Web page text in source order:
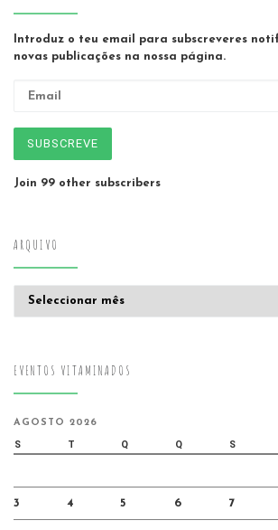
Introduz o teu email para subscreveres
novas publicações na nossa página.
SUBSCREVE
Join 99 other subscribers
ARQUIVO
EVENTOS VITAMINADOS
AGOSTO 2026
S T Q Q S
3 4 5 6 7